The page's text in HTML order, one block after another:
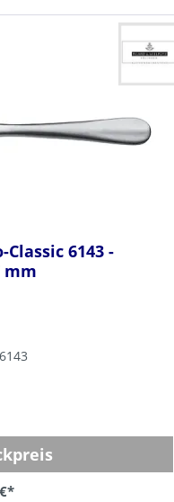
6143 -
mm